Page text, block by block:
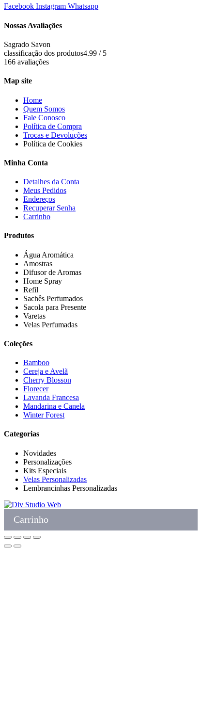
Facebook Instagram Whatsapp
Nossas Avaliações
Sagrado Savon
classificação dos produtos4.99 / 5
166 avaliações
Map site
Home
Quem Somos
Fale Conosco
Política de Compra
Trocas e Devoluções
Política de Cookies
Minha Conta
Detalhes da Conta
Meus Pedidos
Endereços
Recuperar Senha
Carrinho
Produtos
Água Aromática
Amostras
Difusor de Aromas
Home Spray
Refil
Sachês Perfumados
Sacola para Presente
Varetas
Velas Perfumadas
Coleções
Bamboo
Cereja e Avelã
Cherry Blosson
Florecer
Lavanda Francesa
Mandarina e Canela
Winter Forest
Categorias
Novidades
Personalizações
Kits Especiais
Velas Personalizadas
Lembrancinhas Personalizadas
Carrinho